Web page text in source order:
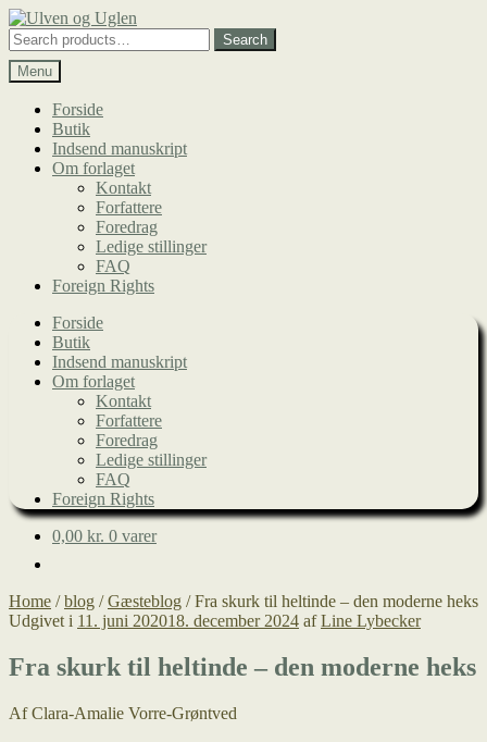
Spring
til
navigation
Spring
til
indhold
Search
for:
Search
Menu
Forside
Butik
Indsend manuskript
Om forlaget
Kontakt
Forfattere
Foredrag
Ledige stillinger
FAQ
Foreign Rights
Forside
Butik
Indsend manuskript
Om forlaget
Kontakt
Forfattere
Foredrag
Ledige stillinger
FAQ
Foreign Rights
0,00 kr. 0 varer
Home /blog /Gæsteblog /Fra skurk til heltinde – den moderne heks
Udgivet i 11. juni 202018. december 2024 afLine Lybecker
Fra skurk til heltinde – den moderne heks
Af Clara-Amalie Vorre-Grøntved